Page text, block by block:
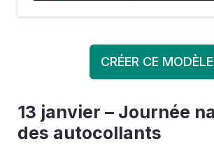
CRÉER CE MODÈLE
13 janvier – Journée
des autocollants